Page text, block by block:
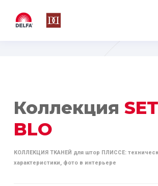
Коллекция
BLO
КОЛЛЕКЦИЯ ТКАНЕЙ для штор ПЛИССЕ:
характеристики, фото в интерьере